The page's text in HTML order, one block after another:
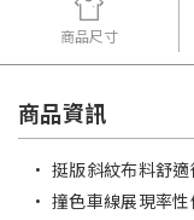
商品尺寸
商品資訊
• 挺版斜紋布料舒
• 撞色車線展現率